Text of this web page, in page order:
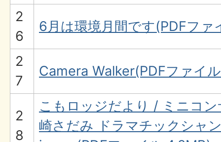
2
6
6月は環境月間です(PDFファ
2
7
Camera Walker(PDFファイ
2
8
こもロッジだより / ミニコ
崎さだみ ドラマチックシャ